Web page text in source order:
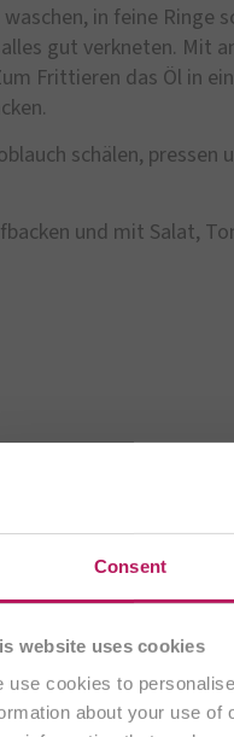
Consent
website uses cookies
use cookies to
about your use of
in feine Ringe
gut verkneten. Mit
Frittieren das Öl in
schälen,
und mit Salat,
OMNi-
Probiotika - für Ihr
Sie